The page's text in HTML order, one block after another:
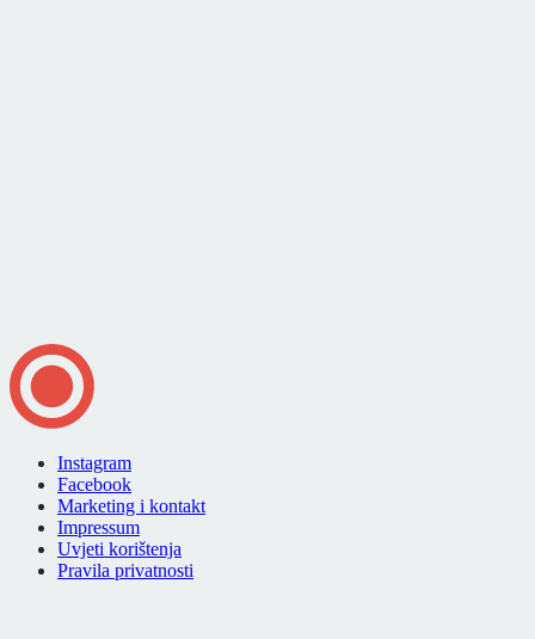
Instagram
Facebook
Marketing i kontakt
Impressum
Uvjeti korištenja
Pravila privatnosti